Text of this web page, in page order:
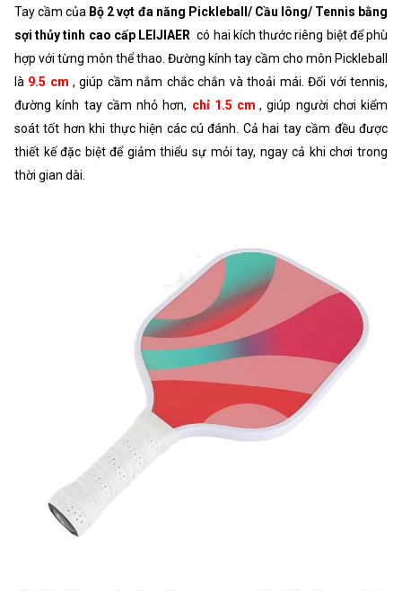
Tay cầm của Bộ 2 vợt đa năng Pickleball/ Cầu lông/ Tennis bằng
sợi thủy tinh cao cấp LEIJIAER có hai kích thước riêng biệt để phù
hợp với từng môn thể thao. Đường kính tay cầm cho môn Pickleball
là 9.5 cm , giúp cầm nắm chắc chắn và thoải mái. Đối với tennis,
đường kính tay cầm nhỏ hơn, chỉ 1.5 cm , giúp người chơi kiểm
soát tốt hơn khi thực hiện các cú đánh. Cả hai tay cầm đều được
thiết kế đặc biệt để giảm thiểu sự mỏi tay, ngay cả khi chơi trong
thời gian dài.